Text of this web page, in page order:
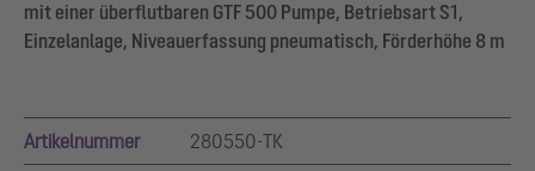
mit einer überflutbaren GTF 500 Pumpe, Betriebsart S1,
Einzelanlage, Niveauerfassung pneumatisch, Förderhöhe 8 m
Artikelnummer 280550-TK